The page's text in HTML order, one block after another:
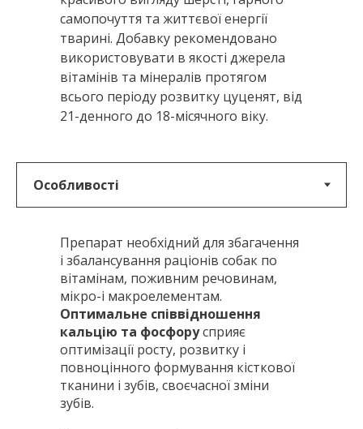
самопочуття та життєвої енергії
тварині. Добавку рекомендовано
використовувати в якості джерела
вітамінів та мінералів протягом
всього періоду розвитку цуценят, від
21-денного до 18-місячного віку.
Препарат необхідний для збагачення
і збалансування раціонів собак по
вітамінам, поживним речовинам,
мікро-і макроелементам.
Оптимальне співвідношення
кальцію та фосфорусприяє
оптимізації росту, розвитку і
повноцінного формування кісткової
тканини і зубів, своєчасної зміни
зубів.